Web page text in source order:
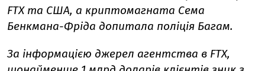
FTX та США, а криптомагната Сема
Бенкмана-Фріда допитала поліція Багам.
За інформацією джерел агентства в FTX,